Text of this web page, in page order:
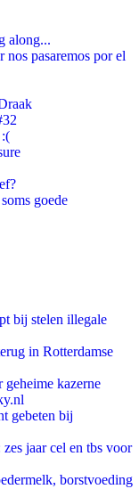
along...
nos pasaremos por el
goede
bij stelen illegale
in Rotterdamse
kazerne
gebeten bij
jaar cel en tbs voor
borstvoeding